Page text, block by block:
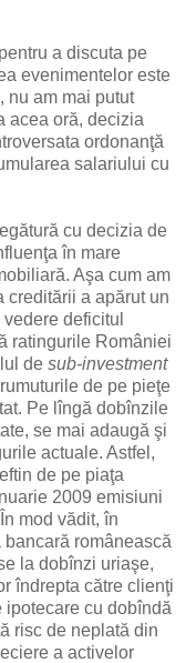
pentru a discuta pe
evenimentelor este
nu am mai putut
acea oră, decizia
ordonanţă
salariului cu
cu decizia de
în mare
Aşa cum am
a apărut un
deficitul
ratingurile României
de sub-investment
de pe pieţe
Pe lîngă dobînzile
se mai adaugă şi
actuale. Astfel,
de pe piaţa
2009 emisiuni
mod vădit, în
românească
la dobînzi uriaşe,
îndrepta către clienţi
ipotecare cu dobîndă
risc de neplată din
a activelor